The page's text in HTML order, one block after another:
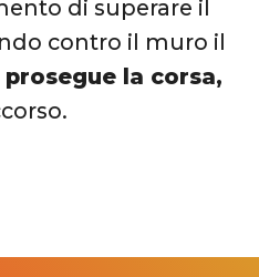
di superare il
contro il muro il
la corsa,